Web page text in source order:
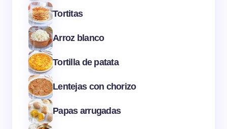
Tortitas
Arroz blanco
Tortilla de patata
Lentejas con chorizo
Papas arrugadas